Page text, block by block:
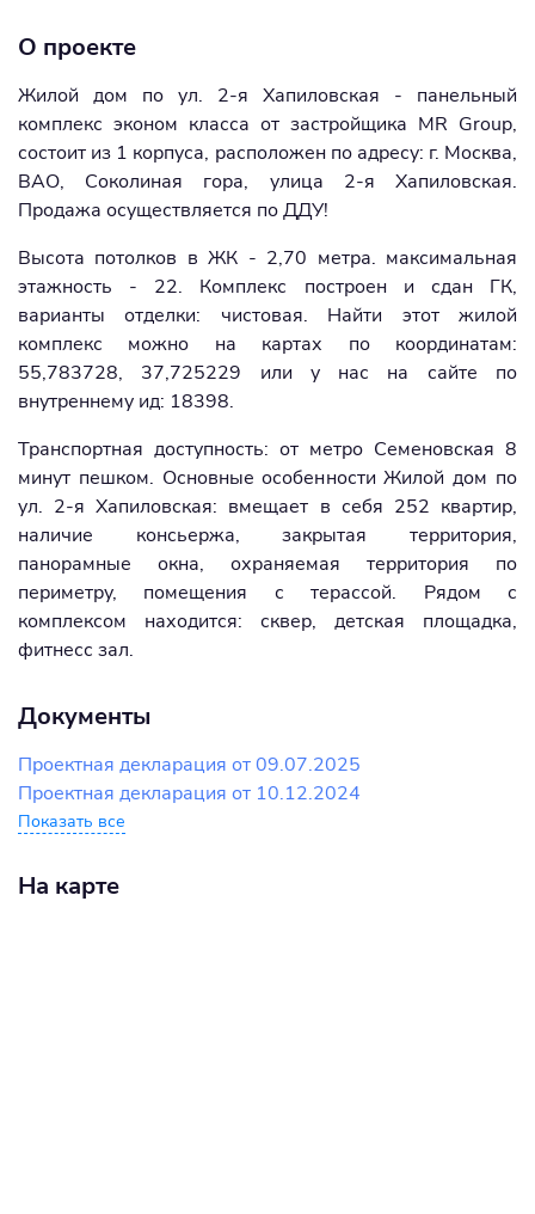
О проекте
Жилой дом по ул. 2-я Хапиловская - панельный
комплекс эконом класса от застройщика MR Group,
состоит из 1 корпуса, расположен по адресу: г. Москва,
ВАО, Соколиная гора, улица 2-я Хапиловская.
Продажа осуществляется по ДДУ!
Высота потолков в ЖК - 2,70 метра. максимальная
этажность - 22. Комплекс построен и сдан ГК,
варианты отделки: чистовая. Найти этот жилой
комплекс можно на картах по координатам:
55,783728, 37,725229 или у нас на сайте по
внутреннему ид: 18398.
Транспортная доступность: от метро Семеновская 8
минут пешком. Основные особенности Жилой дом по
ул. 2-я Хапиловская: вмещает в себя 252 квартир,
наличие консьержа, закрытая территория,
панорамные окна, охраняемая территория по
периметру, помещения с терассой. Рядом с
комплексом находится: сквер, детская площадка,
фитнесс зал.
Документы
Проектная декларация от 09.07.2025
Проектная декларация от 10.12.2024
Показать все
На карте